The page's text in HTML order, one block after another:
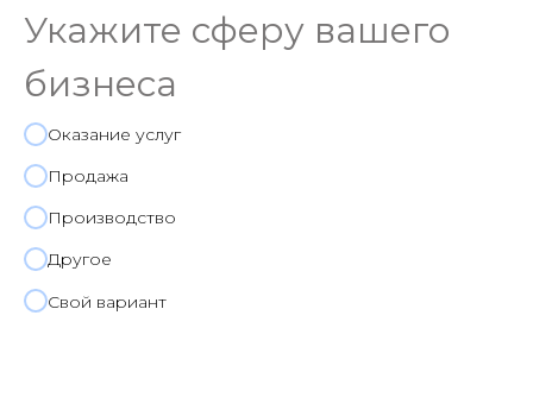
Укажите сферу вашего
бизнеса
Оказание услуг
Продажа
Производство
Другое
Свой вариант